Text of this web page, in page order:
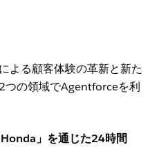
よる顧客体験の革新と新た
つの領域でAgentforceを利
」を通じた24時間